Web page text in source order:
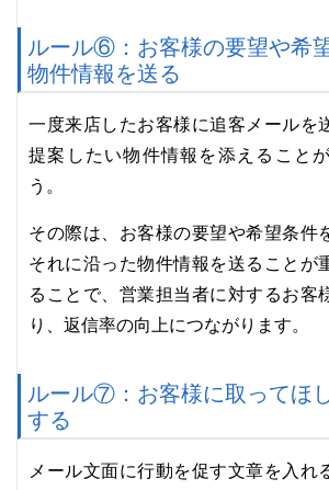
ルール⑥：お客様の要望や希
物件情報を送る
一度来店したお客様に追客メールを
提案したい物件情報を添えること
う。
その際は、お客様の要望や希望条件
それに沿った物件情報を送ることが
ることで、営業担当者に対するお客
り、返信率の向上につながります。
ルール⑦：お客様に取ってほ
する
メール文面に行動を促す文章を入れ